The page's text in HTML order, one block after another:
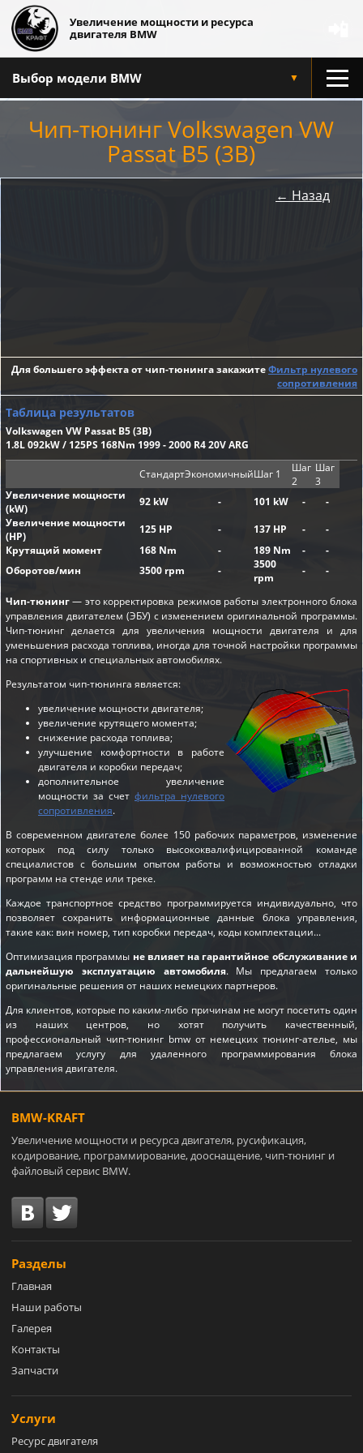
Увеличение мощности и ресурса
двигателя BMW
Выбор модели BMW ▼
Чип-тюнинг Volkswagen VW
Passat B5 (3B)
← Назад
Для большего эффекта от чип-тюнинга закажитеФильтр нулевого
сопротивления
Таблица результатов
Volkswagen VW Passat B5 (3B)
1.8L 092kW / 125PS 168Nm 1999 - 2000 R4 20V ARG
СтандартЭкономичныйШаг 1
Шаг
2
Шаг
3
Увеличение мощности
(kW)
92 kW - 101 kW -
-
Увеличение мощности
(HP)
125 HP - 137 HP -
-
Крутящий момент
168 Nm - 189 Nm -
-
Оборотов/мин
3500 rpm -
3500
rpm
- -
Чип-тюнинг— это корректировка режимов работы электронного блока
управления двигателем (ЭБУ) с изменением оригинальной программы.
Чип-тюнинг делается для увеличения мощности двигателя и для
уменьшения расхода топлива, иногда для точной настройки программы
на спортивных и специальных автомобилях.
Результатом чип-тюнинга является:
увеличение мощности двигателя;
увеличение крутящего момента;
снижение расхода топлива;
улучшение комфортности в работе
двигателя и коробки передач;
дополнительное увеличение
мощности за счет фильтра нулевого
сопротивления.
В современном двигателе более 150 рабочих параметров, изменение
которых под силу только высококвалифицированной команде
специалистов с большим опытом работы и возможностью отладки
программ на стенде или треке.
Каждое транспортное средство программируется индивидуально, что
позволяет сохранить информационные данные блока управления,
такие как: вин номер, тип коробки передач, коды комплектации...
Оптимизация программы не влияет на гарантийное обслуживание и
дальнейшую эксплуатацию автомобиля. Мы предлагаем только
оригинальные решения от наших немецких партнеров.
Для клиентов, которые по каким-либо причинам не могут посетить один
из наших центров, но хотят получить качественный,
профессиональный чип-тюнинг bmw от немецких тюнинг-ателье, мы
предлагаем услугу для удаленного программирования блока
управления двигателя.
BMW-KRAFT
Увеличение мощности и ресурса двигателя, русификация,
кодирование, программирование, дооснащение, чип-тюнинг и
файловый сервис BMW.
Разделы
Главная
Наши работы
Галерея
Контакты
Запчасти
Услуги
Ресурс двигателя